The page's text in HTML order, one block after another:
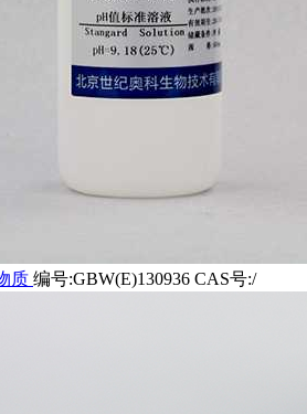
质 编号:GBW(E)130936 CAS号:/